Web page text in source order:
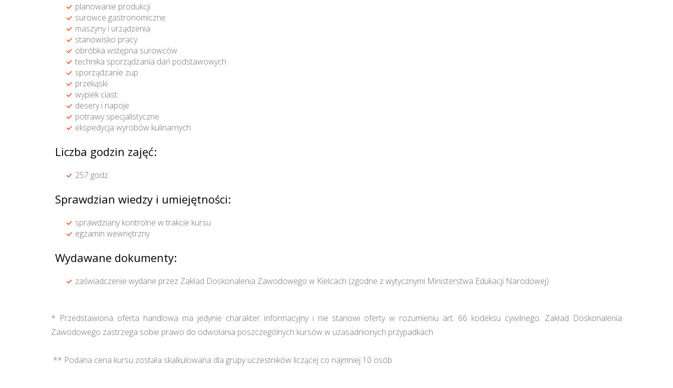
planowanie produkcji
surowce gastronomiczne
maszyny i urządzenia
stanowisko pracy
obróbka wstępna surowców
technika sporządzania dań podstawowych
sporządzanie zup
przekąski
wypiek ciast
desery i napoje
potrawy specjalistyczne
ekspedycja wyrobów kulinarnych
Liczba godzin zajęć:
257 godz.
Sprawdzian wiedzy i umiejętności:
sprawdziany kontrolne w trakcie kursu
egzamin wewnętrzny
Wydawane dokumenty:
zaświadczenie wydane przez Zakład Doskonalenia Zawodowego w Kielcach (zgodne z wytycznymi Ministerstwa Edukacji Narodowej)
* Przedstawiona oferta handlowa ma jedynie charakter informacyjny i nie stanowi oferty w rozumieniu art. 66 kodeksu cywilnego. Zakład Doskonalenia
Zawodowego zastrzega sobie prawo do odwołania poszczególnych kursów w uzasadnionych przypadkach
** Podana cena kursu została skalkulowana dla grupy uczestników liczącej co najmniej 10 osób